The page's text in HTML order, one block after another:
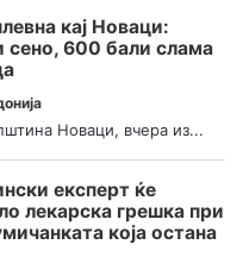
кај Новаци:
сено, 600 бали слама
Новаци, вчера из...
експерт ќе
лекарска грешка при
која остана